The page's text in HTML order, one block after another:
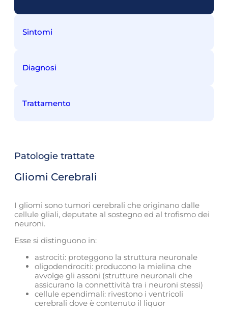
Sintomi
Diagnosi
Trattamento
Patologie trattate
Gliomi Cerebrali
I gliomi sono tumori cerebrali che originano dalle
cellule gliali, deputate al sostegno ed al trofismo dei
neuroni.
Esse si distinguono in:
astrociti: proteggono la struttura neuronale
oligodendrociti: producono la mielina che
avvolge gli assoni (strutture neuronali che
assicurano la connettività tra i neuroni stessi)
cellule ependimali: rivestono i ventricoli
cerebrali dove è contenuto il liquor